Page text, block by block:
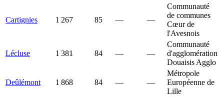
Cartignies 1 267 85 — —
Communauté
de communes
Cœur de
l'Avesnois
Lécluse 1 381 84 — —
Communauté
d'agglomération
Douaisis Agglo
Deûlémont 1 868 84 — —
Métropole
Européenne de
Lille